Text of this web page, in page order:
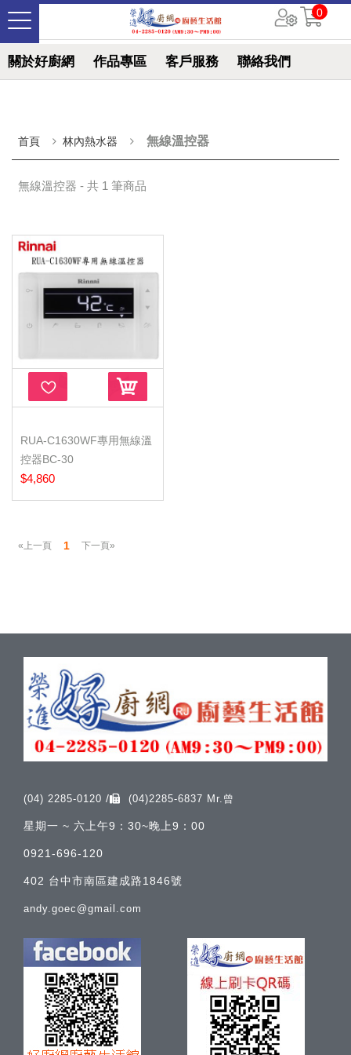
關於好廚網 作品專區 客戶服務 聯絡我們
0
首頁 林內熱水器 無線溫控器
無線溫控器 - 共 1 筆商品
RUA-C1630WF專用無線溫
控器BC-30
$4,860
«上一頁 1 下一頁»
(04) 2285-0120 / (04)2285-6837 Mr.曾
星期一 ~ 六上午9：30~晚上9：00
0921-696-120
402 台中市南區建成路1846號
andy.goec@gmail.com